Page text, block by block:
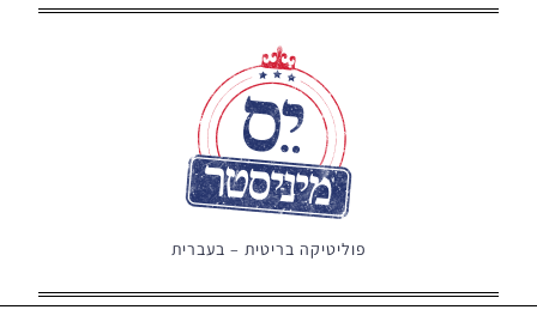
פוליטיקה בריטית – בעברית